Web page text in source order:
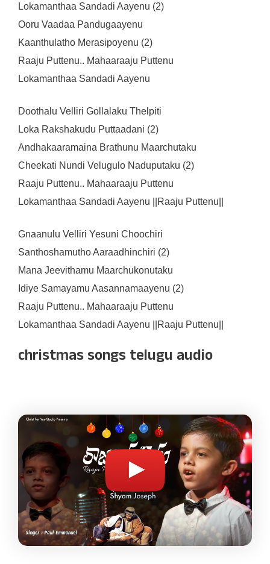
Lokamanthaa Sandadi Aayenu (2)
Ooru Vaadaa Pandugaayenu
Kaanthulatho Merasipoyenu (2)
Raaju Puttenu.. Mahaaraaju Puttenu
Lokamanthaa Sandadi Aayenu
Doothalu Velliri Gollalaku Thelpiti
Loka Rakshakudu Puttaadani (2)
Andhakaaramaina Brathunu Maarchutaku
Cheekati Nundi Velugulo Naduputaku (2)
Raaju Puttenu.. Mahaaraaju Puttenu
Lokamanthaa Sandadi Aayenu ||Raaju Puttenu||
Gnaanulu Velliri Yesuni Choochiri
Santhoshamutho Aaraadhinchiri (2)
Mana Jeevithamu Maarchukonutaku
Idiye Samayamu Aasannamaayenu (2)
Raaju Puttenu.. Mahaaraaju Puttenu
Lokamanthaa Sandadi Aayenu ||Raaju Puttenu||
christmas songs telugu audio